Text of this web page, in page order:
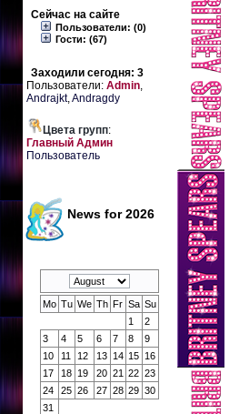
Сейчас на сайте
Пользователи: (0)
Гости: (67)
Заходили сегодня: 3
Пользователи:Admin,
Andrajkt,Andragdy
Цвета групп:
Главный Админ
Пользователь
News for 2026
Mo Tu We Th Fr Sa Su
1
2
3
4 5 6 7 8
9
10
11 12 13 14 15 16
17
18 19 20 21 22 23
24
25 26 27 28 29 30
31